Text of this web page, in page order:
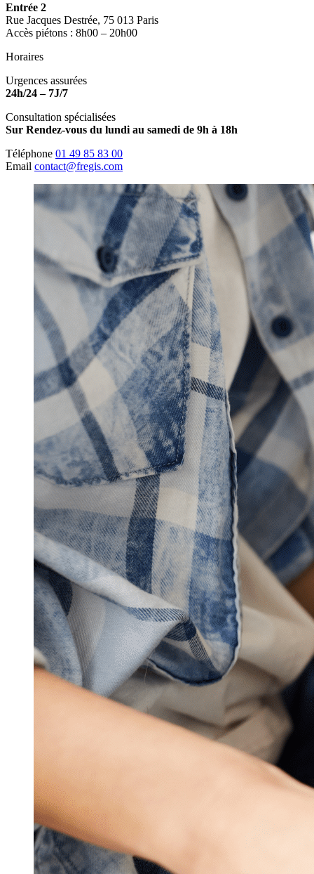
Entrée 2
Rue Jacques Destrée, 75 013 Paris
Accès piétons : 8h00 – 20h00
Horaires
Urgences assurées
24h/24 – 7J/7
Consultation spécialisées
Sur Rendez-vous du lundi au samedi de 9h à 18h
Téléphone 01 49 85 83 00
Email contact@fregis.com